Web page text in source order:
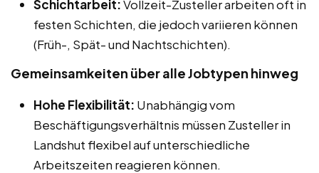
Schichtarbeit:Vollzeit-Zusteller arbeiten oft in
festen Schichten, die jedoch variieren können
(Früh-, Spät- und Nachtschichten).
Gemeinsamkeiten über alle Jobtypen hinweg
Hohe Flexibilität: Unabhängig vom
Beschäftigungsverhältnis müssen Zusteller in
Landshut flexibel auf unterschiedliche
Arbeitszeiten reagieren können.